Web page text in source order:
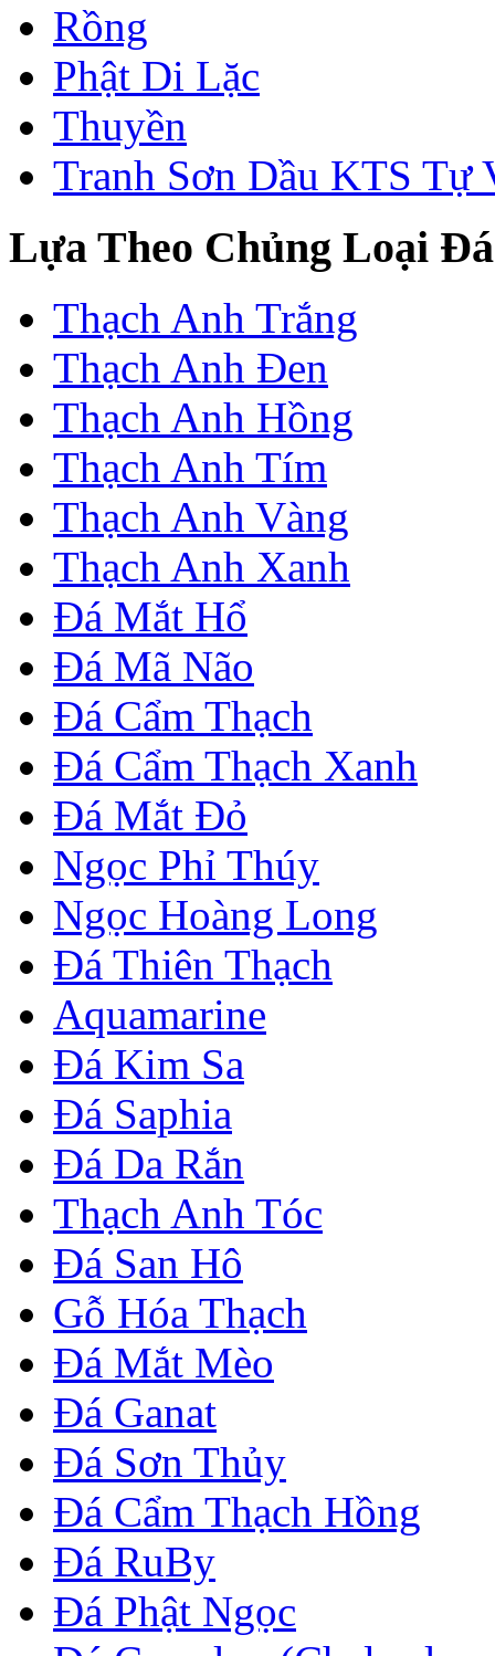
Rồng
Phật Di Lặc
Thuyền
Tranh Sơn Dầu KTS Tự
Lựa Theo Chủng Loại Đá
Thạch Anh Trắng
Thạch Anh Đen
Thạch Anh Hồng
Thạch Anh Tím
Thạch Anh Vàng
Thạch Anh Xanh
Đá Mắt Hổ
Đá Mã Não
Đá Cẩm Thạch
Đá Cẩm Thạch Xanh
Đá Mắt Đỏ
Ngọc Phỉ Thúy
Ngọc Hoàng Long
Đá Thiên Thạch
Aquamarine
Đá Kim Sa
Đá Saphia
Đá Da Rắn
Thạch Anh Tóc
Đá San Hô
Gỗ Hóa Thạch
Đá Mắt Mèo
Đá Ganat
Đá Sơn Thủy
Đá Cẩm Thạch Hồng
Đá RuBy
Đá Phật Ngọc